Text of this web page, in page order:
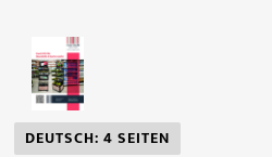
DEUTSCH: 4 SEITEN